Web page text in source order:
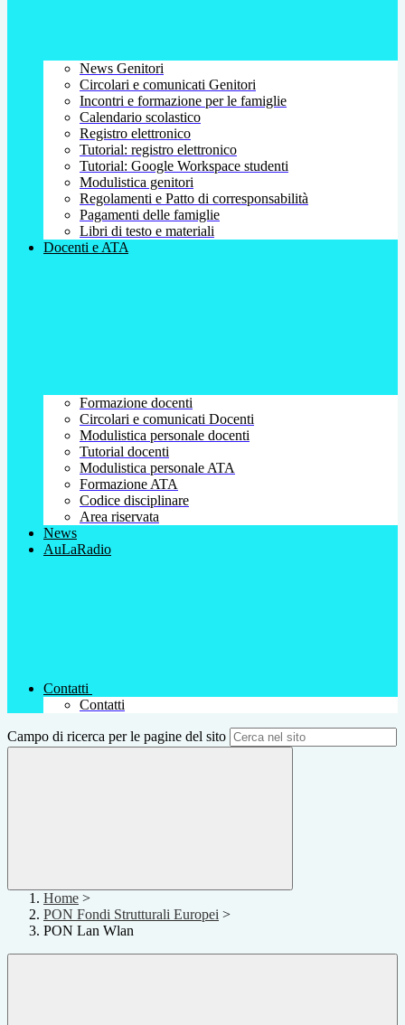
News Genitori
Circolari e comunicati Genitori
Incontri e formazione per le famiglie
Calendario scolastico
Registro elettronico
Tutorial: registro elettronico
Tutorial: Google Workspace studenti
Modulistica genitori
Regolamenti e Patto di corresponsabilità
Pagamenti delle famiglie
Libri di testo e materiali
Docenti e ATA
Formazione docenti
Circolari e comunicati Docenti
Modulistica personale docenti
Tutorial docenti
Modulistica personale ATA
Formazione ATA
Codice disciplinare
Area riservata
News
AuLaRadio
Contatti
Contatti
Campo di ricerca per le pagine del sito
Home >
PON Fondi Strutturali Europei >
PON Lan Wlan